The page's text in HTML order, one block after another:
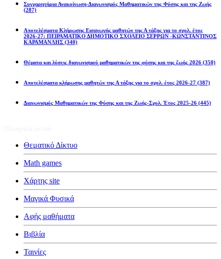
Συγχαρητήρια Ανακοίνωση-Διαγωνισμός Μαθηματικών της Φύσης και της Ζωής
(287)
Αποτελέσματα Κλήρωσης Εισαγωγής μαθητών της Α τάξης για το σχολ. έτος
2026-27: ΠΕΙΡΑΜΑΤΙΚΟ ΔΗΜΟΤΙΚΟ ΣΧΟΛΕΙΟ ΣΕΡΡΩΝ -ΚΩΝΣΤΑΝΤΙΝΟΣ
ΚΑΡΑΜΑΝΛΗΣ (340)
Θέματα και λύσεις διαγωνισμού μαθηματικών της φύσης και της ζωής 2026 (350)
Αποτελέσματα κλήρωσης μαθητών της Α τάξης για το σχολ. έτος 2026-27 (387)
Διαγωνισμός Μαθηματικών της Φύσης και της Ζωής-Σχολ. Έτος 2025-26 (445)
Θεματικό Δίκτυο
Math games
Χάρτης site
Μαγικά Φυσικά
Αφής μαθήματα
Βιβλία
Ταινίες